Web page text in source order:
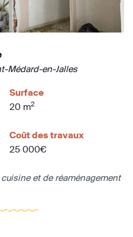
Médard-en-Jalles
Surface
20 m2
Coût des travaux
25 000€
et de réaménagement